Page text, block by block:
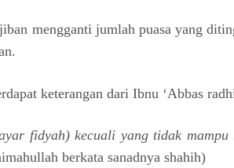
mengganti jumlah puasa yang
keterangan dari Ibnu ‘Abbas
fidyah) kecuali yang tidak mampu
berkata sanadnya shahih)